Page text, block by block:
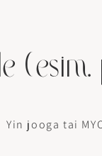
Yin jooga tai